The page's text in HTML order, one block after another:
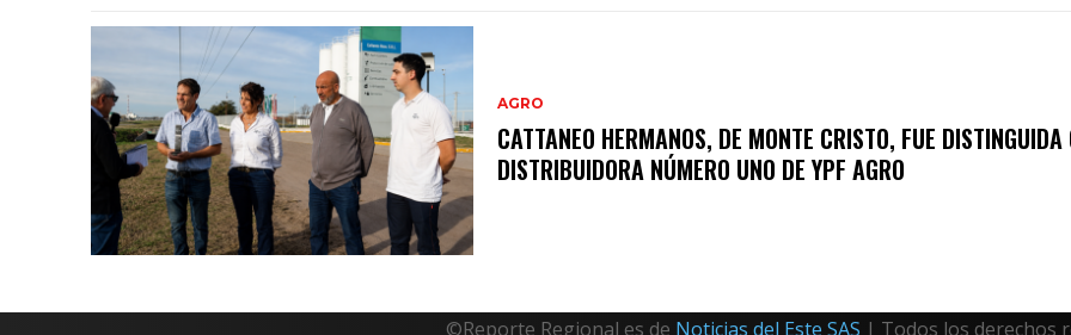
AGRO
CATTANEO HERMANOS, DE MONTE CRISTO, FUE DISTINGUIDA
DISTRIBUIDORA NÚMERO UNO DE YPF AGRO
©Reporte Regional es de Noticias del Este SAS | Todos los derechos